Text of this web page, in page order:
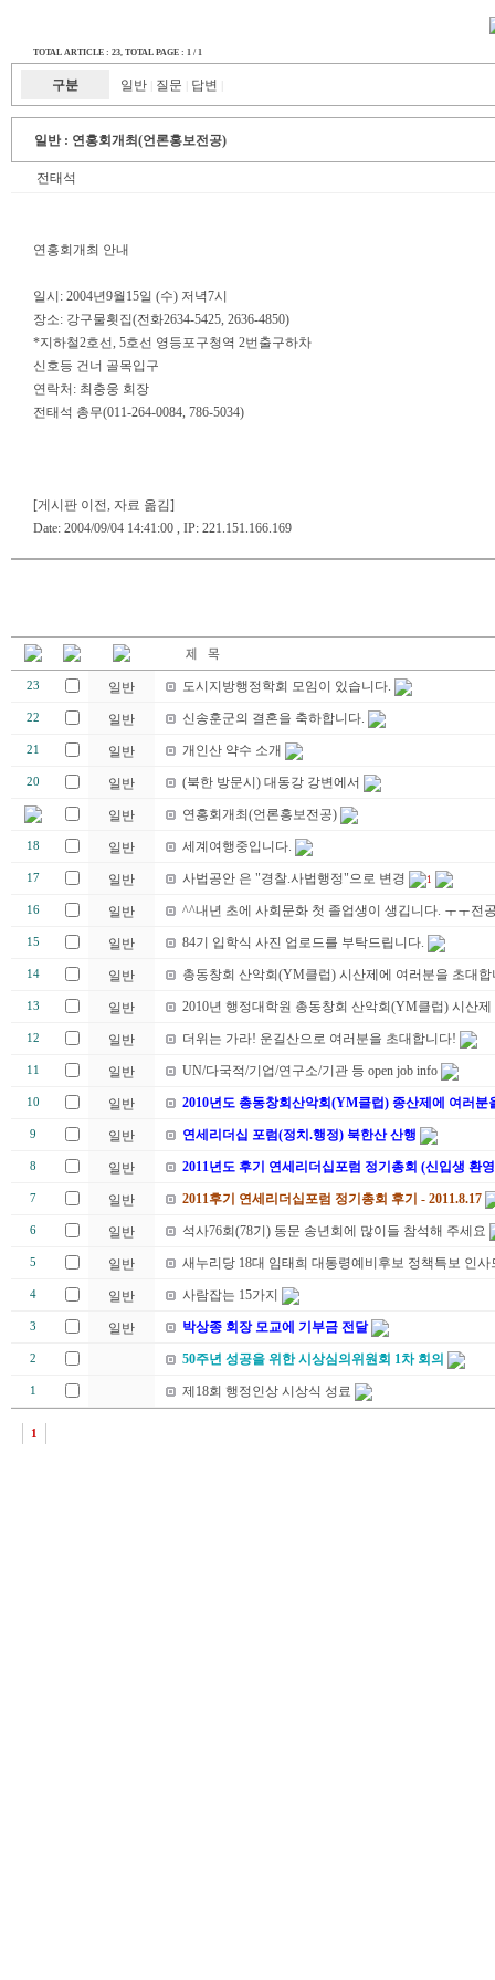
TOTAL ARTICLE : 23, TOTAL PAGE : 1 / 1
구분 일반 질문 답변
일반 : 연홍회개최(언론홍보전공)
전태석
연홍회개최 안내
일시: 2004년9월15일 (수) 저녁7시
장소: 강구물횟집(전화2634-5425, 2636-4850)
*지하철2호선, 5호선 영등포구청역 2번출구하차
신호등 건너 골목입구
연락처: 최충웅 회장
전태석 총무(011-264-0084, 786-5034)
[게시판 이전, 자료 옮김]
Date: 2004/09/04 14:41:00 , IP: 221.151.166.169
23 일반 도시지방행정학회 모임이 있습니다.
22 일반 신송훈군의 결혼을 축하합니다.
21 일반 개인산 약수 소개
20 일반 (북한 방문시) 대동강 강변에서
일반 연홍회개최(언론홍보전공)
18 일반 세계여행중입니다.
17 일반 사법공안 은 "경찰.사법행정"으로 변경 1
16 일반 ^^내년 초에 사회문화 첫 졸업생이 생깁니다. ㅜㅜ전
15 일반 84기 입학식 사진 업로드를 부탁드립니다.
14 일반 총동창회 산악회(YM클럽) 시산제에 여러분을 초대
13 일반 2010년 행정대학원 총동창회 산악회(YM클럽) 시산
12 일반 더위는 가라! 운길산으로 여러분을 초대합니다!
11 일반 UN/다국적/기업/연구소/기관 등 open job info
10 일반 2010년도 총동창회산악회(YM클럽) 종산제에 여러분
9 일반 연세리더십 포럼(정치.행정) 북한산 산행
8 일반 2011년도 후기 연세리더십포럼 정기총회 (신입생 환
7 일반 2011후기 연세리더십포럼 정기총회 후기 - 2011.8.17
6 일반 석사76회(78기) 동문 송년회에 많이들 참석해 주세요
5 일반 새누리당 18대 임태희 대통령예비후보 정책특보 인
4 일반 사람잡는 15가지
3 일반 박상종 회장 모교에 기부금 전달
2 50주년 성공을 위한 시상심의위원회 1차 회의
1 제18회 행정인상 시상식 성료
1